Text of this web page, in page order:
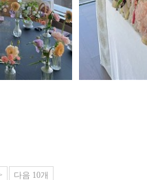
다음 10개